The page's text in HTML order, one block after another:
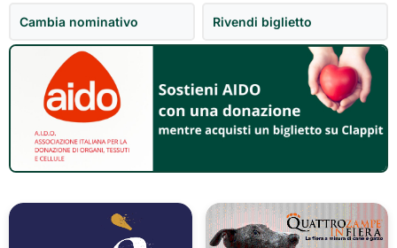
Cambia nominativo Rivendi biglietto